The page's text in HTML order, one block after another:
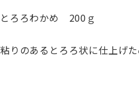
とろろわかめ 200ｇ
粘りのあるとろろ状に仕上げ